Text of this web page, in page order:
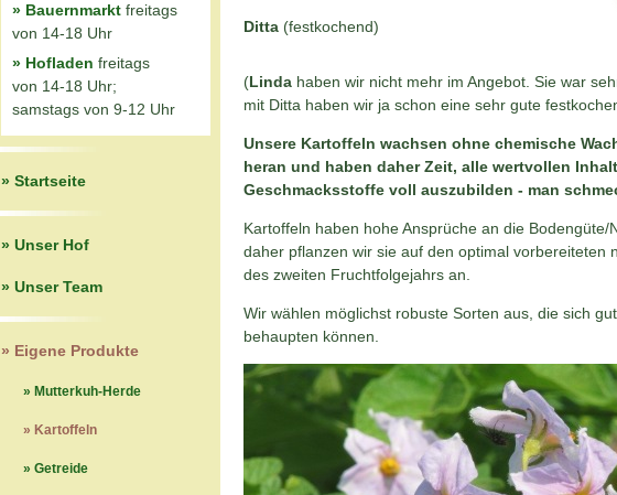
Ditta (festkochend)
(Linda haben wir nicht mehr im Angebot. Sie war
mit Ditta haben wir ja schon eine sehr gute
Unsere Kartoffeln wachsen ohne chemische
heran und haben daher Zeit, alle wertvollen
Geschmacksstoffe voll auszubilden - man
Kartoffeln haben hohe Ansprüche an die Bodengüte/
daher pflanzen wir sie auf den optimal vorbereiteten
des zweiten Fruchtfolgejahrs an.
Wir wählen möglichst robuste Sorten aus, die sich
behaupten können.
» Bauernmarkt freitags
von 14-18 Uhr
» Hofladen freitags
von 14-18 Uhr;
samstags von 9-12 Uhr
» Startseite
» Unser Hof
» Unser Team
» Eigene Produkte
» Mutterkuh-Herde
» Kartoffeln
» Getreide